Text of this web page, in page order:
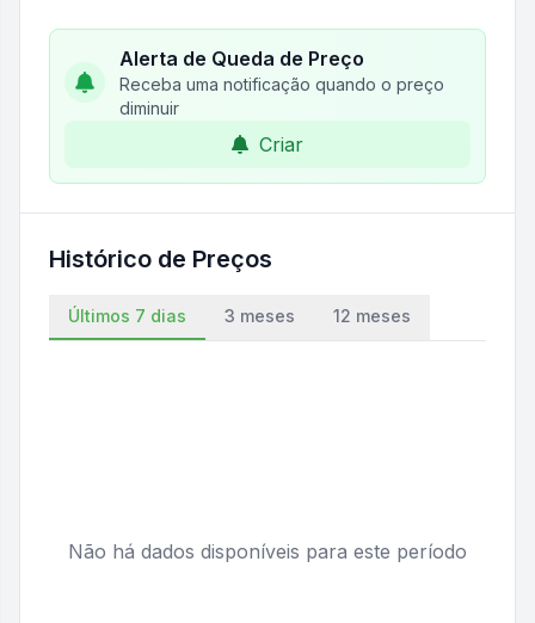
Alerta de Queda de Preço
Receba uma notificação quando o preço
diminuir
Criar
Histórico de Preços
Últimos 7 dias 3 meses 12 meses
Não há dados disponíveis para este período